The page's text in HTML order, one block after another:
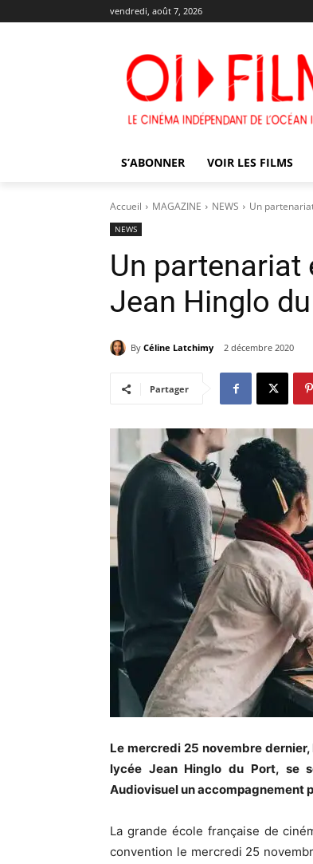
vendredi, août 7, 2026
S’ABONNER VOIR LES FILMS
Accueil MAGAZINE NEWS Un
NEWS
Un partenariat
Jean Hinglo
By Céline Latchimy 2 décembre 2020
Partager
Le mercredi 25 novembre
lycée Jean Hinglo du Port, se
Audiovisuel un accompagnement
La grande école française de
convention le mercredi 25